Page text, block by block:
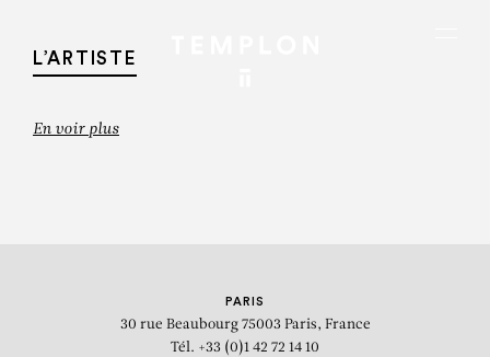
L’ARTISTE
En voir plus
PARIS
30 rue Beaubourg 75003 Paris, France
Tél. +33 (0)1 42 72 14 10